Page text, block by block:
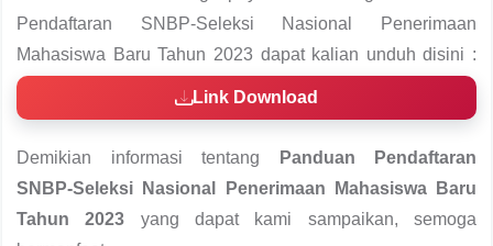
Pendaftaran SNBP-Seleksi Nasional Penerimaan
Mahasiswa Baru Tahun 2023 dapat kalian unduh disini :
Link Download
Demikian informasi tentang
Panduan Pendaftaran
SNBP-Seleksi Nasional Penerimaan Mahasiswa Baru
Tahun 2023 yang dapat kami sampaikan, semoga